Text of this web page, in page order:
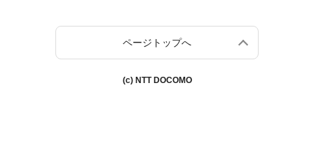
ページトップへ
(c) NTT DOCOMO